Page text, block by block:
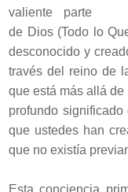
valiente parte
de Dios (Todo lo
desconocido y
través del reino de
que está más allá
profundo
que ustedes han
que no existía
Esta conciencia